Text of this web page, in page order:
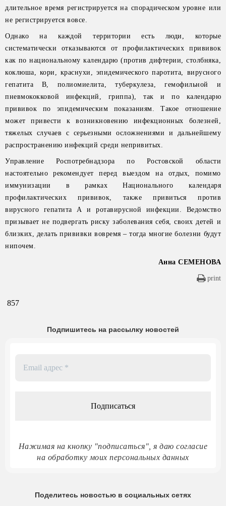
длительное время регистрируется на спорадическом уровне или
не регистрируется вовсе.
Однако на каждой территории есть люди, которые
систематически отказываются от профилактических прививок
как по национальному календарю (против дифтерии, столбняка,
коклюша, кори, краснухи, эпидемического паротита, вирусного
гепатита В, полиомиелита, туберкулеза, гемофильной и
пневмококковой инфекций, гриппа), так и по календарю
прививок по эпидемическим показаниям. Такое отношение
может привести к возникновению инфекционных болезней,
тяжелых случаев с серьезными осложнениями и дальнейшему
распространению инфекций среди непривитых.
Управление Роспотребнадзора по Ростовской области
настоятельно рекомендует перед выездом на отдых, помимо
иммунизации в рамках Национального календаря
профилактических прививок, также привиться против
вирусного гепатита А и ротавирусной инфекции. Ведомство
призывает не подвергать риску заболевания себя, своих детей и
близких, делать прививки вовремя – тогда многие болезни будут
нипочем.
Анна СЕМЕНОВА
print
857
Подпишитесь на рассылку новостей
Нажимая на кнопку "подписаться", я даю согласие
на обработку моих персональных данных
Поделитесь новостью в социальных сетях